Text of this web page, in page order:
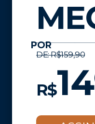
DE: R$159,90
R$
POR